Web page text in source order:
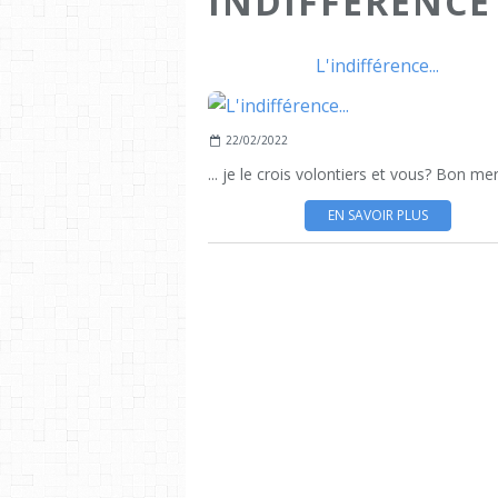
L'indifférence...
22/02/2022
... je le crois volontiers et vous? Bon
EN SAVOIR PLUS